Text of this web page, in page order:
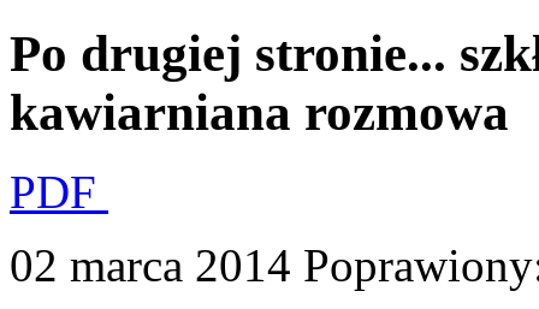
Po drugiej stronie...
kawiarniana rozmowa
PDF
02 marca 2014